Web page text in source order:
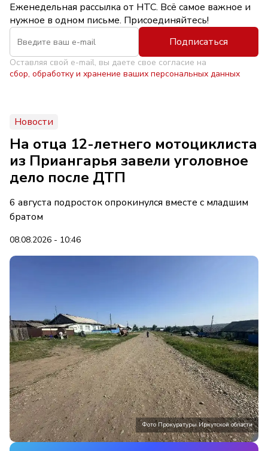
Еженедельная рассылка от НТС. Всё самое важное и
нужное в одном письме. Присоединяйтесь!
Подписаться
Оставляя свой e-mail, вы даете свое согласие на
сбор, обработку и хранение ваших персональных данных
Новости
На отца 12-летнего мотоциклиста
из Приангарья завели уголовное
дело после ДТП
6 августа подросток опрокинулся вместе с младшим
братом
08.08.2026 - 10:46
Фото Прокуратуры Иркутской области